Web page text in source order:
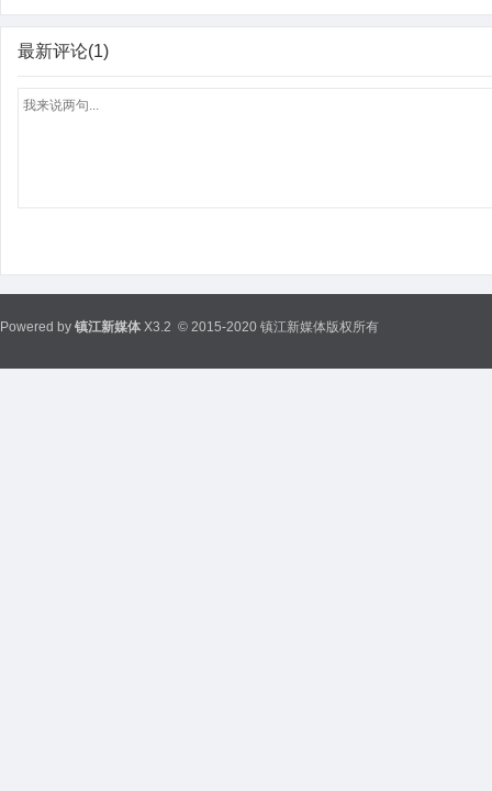
最新评论(1)
Powered by 镇江新媒体 X3.2 © 2015-2020 镇江新媒体版权所有